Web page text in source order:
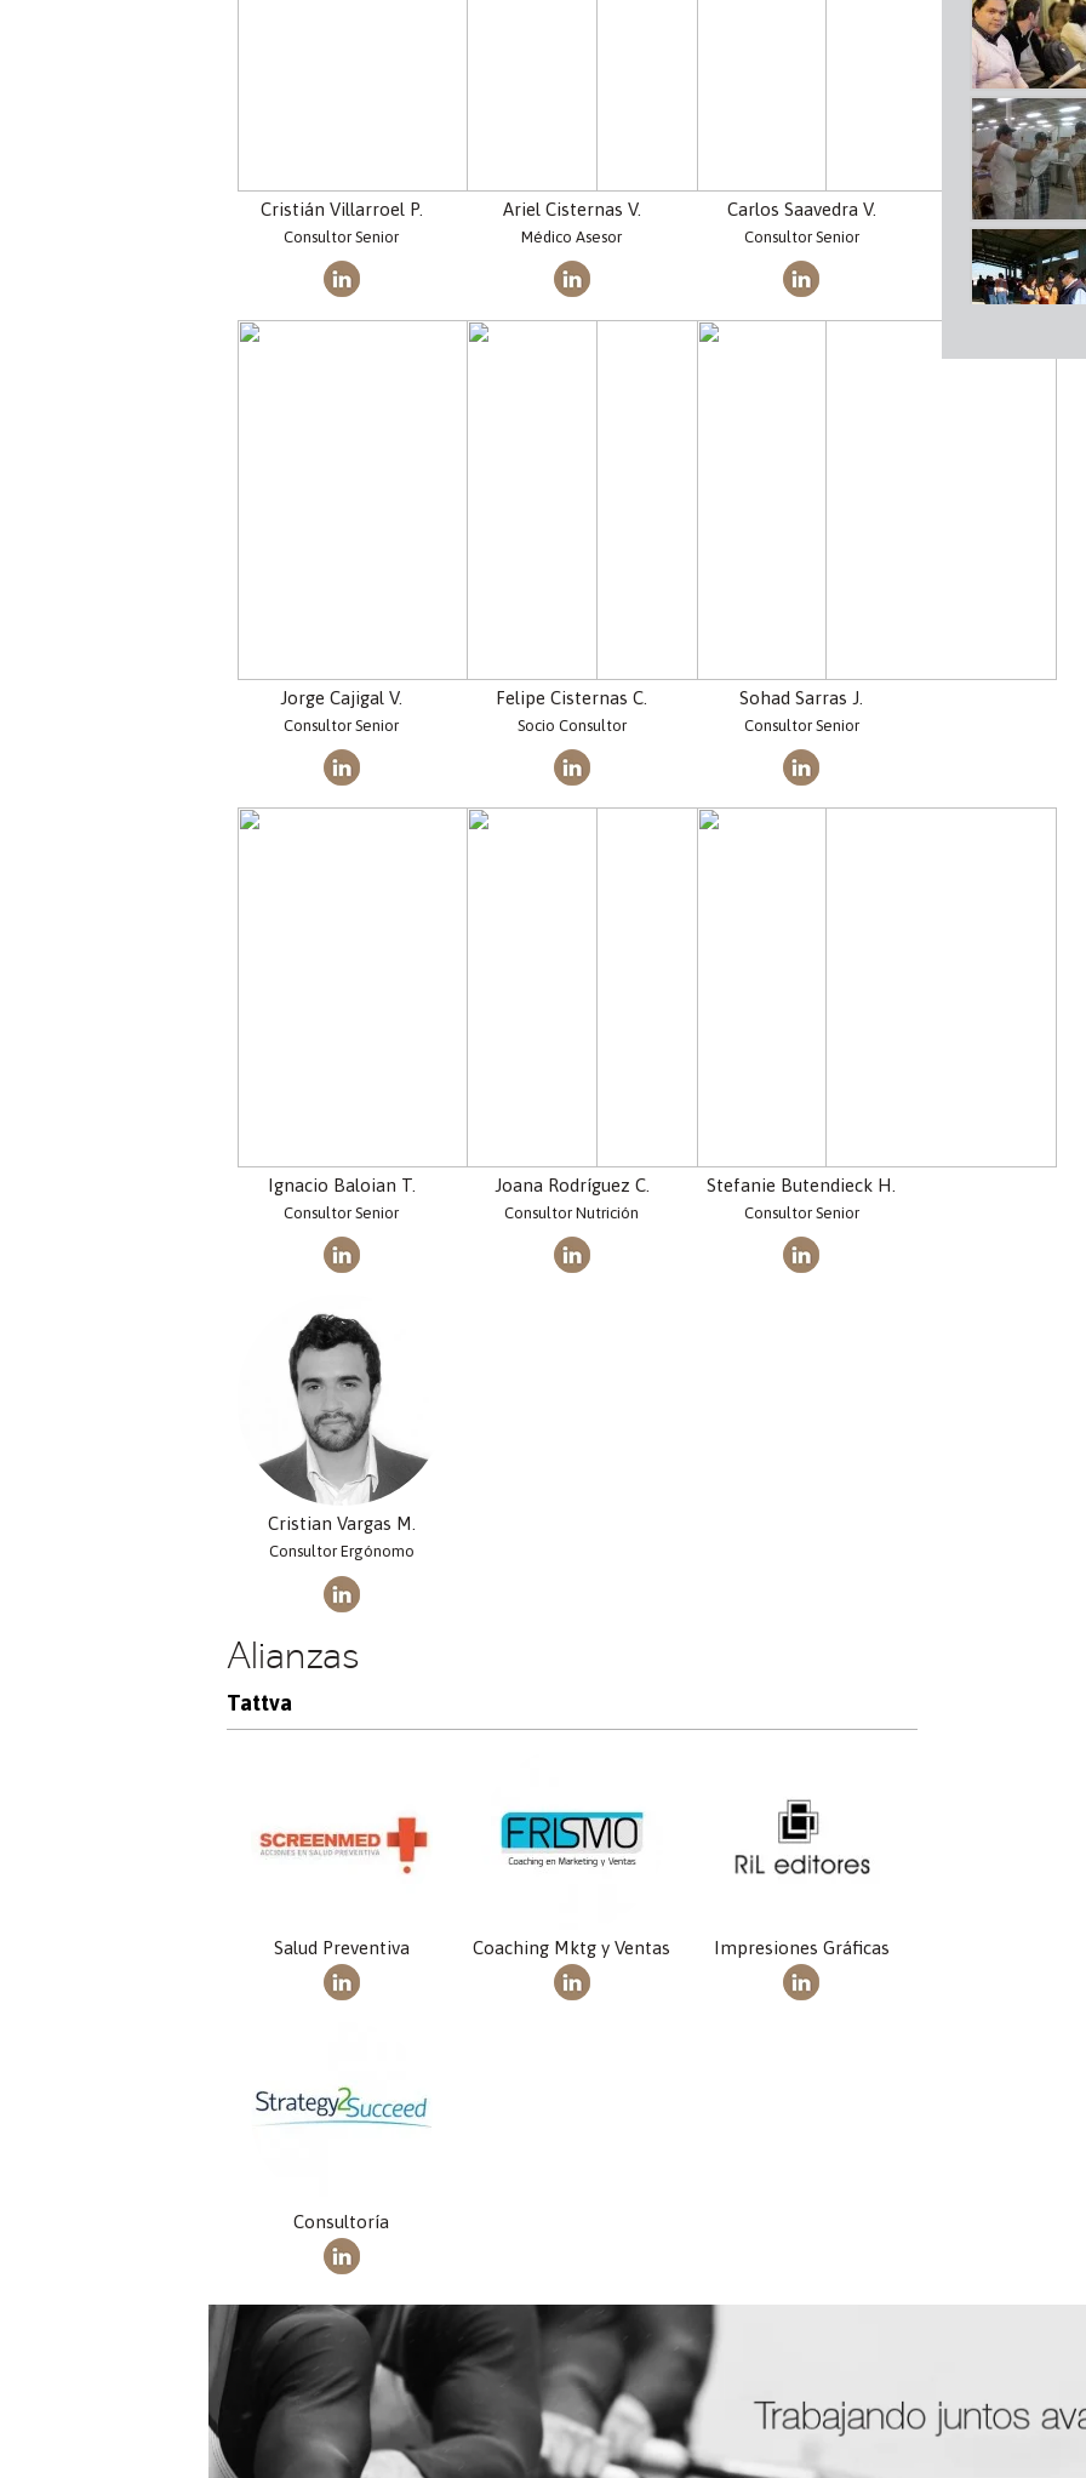
Cristián Villarroel P.
Consultor Senior
Ariel Cisternas V.
Médico Asesor
Carlos Saavedra V.
Consultor Senior
Jorge Cajigal V.
Consultor Senior
Felipe Cisternas C.
Socio Consultor
Sohad Sarras J.
Consultor Senior
Ignacio Baloian T.
Consultor Senior
Joana Rodríguez C.
Consultor Nutrición
Stefanie Butendieck H.
Consultor Senior
Cristian Vargas M.
Consultor Ergónomo
Alianzas
Tattva
Salud Preventiva Coaching Mktg y Ventas Impresiones Gráficas
Consultoría